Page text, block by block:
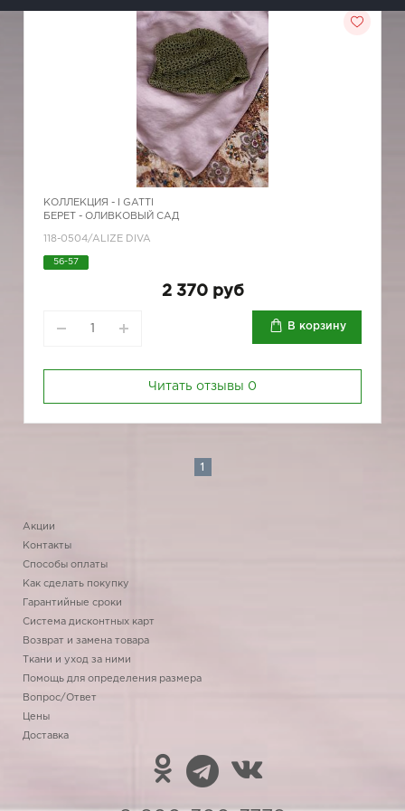
КОЛЛЕКЦИЯ -
I GATTI
БЕРЕТ - ОЛИВКОВЫЙ САД
118-0504/ALIZE DIVA
56-57
2 370 руб
В корзину
Читать отзывы 0
1
Акции
Контакты
Способы оплаты
Как сделать покупку
Гарантийные сроки
Система дисконтных карт
Возврат и замена товара
Ткани и уход за ними
Помощь для определения размера
Вопрос/Ответ
Цены
Доставка